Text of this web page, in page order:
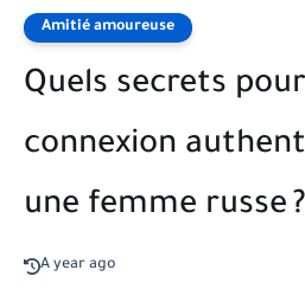
Amitié amoureuse
Quels secrets
connexion
une femme russe ?
A year ago